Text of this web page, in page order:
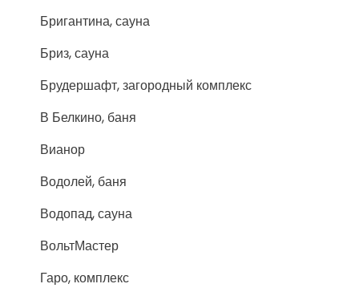
Бригантина, сауна
Бриз, сауна
Брудершафт, загородный комплекс
В Белкино, баня
Вианор
Водолей, баня
Водопад, сауна
ВольтМастер
Гаро, комплекс